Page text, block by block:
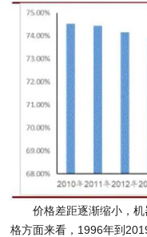
价格差距逐渐缩小，机
格方面来看，1996年到